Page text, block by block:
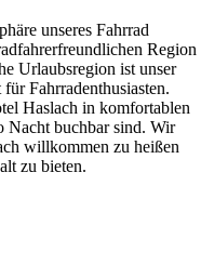
unseres Fahrrad
Region
Urlaubsregion ist unser
Fahrradenthusiasten.
Haslach in komfortablen
Nacht buchbar sind. Wir
willkommen zu heißen
zu bieten.